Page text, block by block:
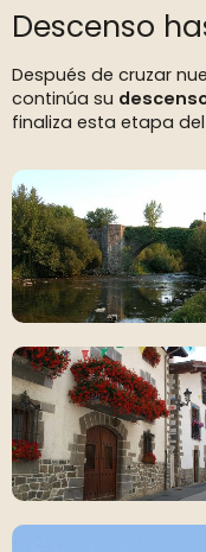
Descenso
Después de cruzar
continúa su
finaliza esta etapa